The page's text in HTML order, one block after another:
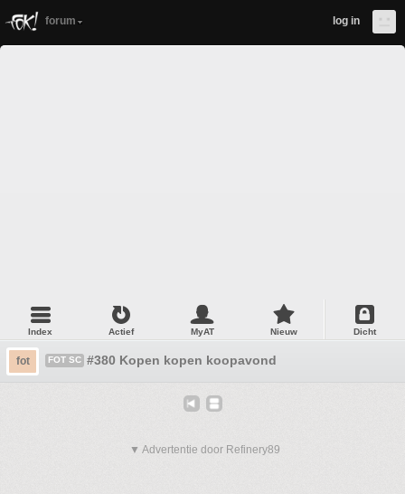
forum log in
Index Actief MyAT Nieuw Dicht
fot FOT SC #380 Kopen kopen koopavond
▼ Advertentie door Refinery89